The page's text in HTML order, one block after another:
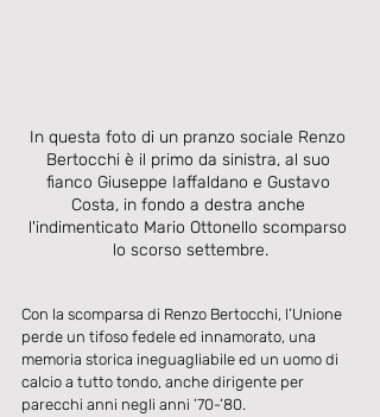
In questa foto di un pranzo sociale Renzo
Bertocchi è il primo da sinistra, al suo
fianco Giuseppe Iaffaldano e Gustavo
Costa, in fondo a destra anche
l'indimenticato Mario Ottonello scomparso
lo scorso settembre.
Con la scomparsa di Renzo Bertocchi, l’Unione
perde un tifoso fedele ed innamorato, una
memoria storica ineguagliabile ed un uomo di
calcio a tutto tondo, anche dirigente per
parecchi anni negli anni ’70-’80.